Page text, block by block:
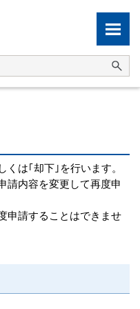
くは｢却下｣を行います。
請内容を変更して再度申
申請することはできませ